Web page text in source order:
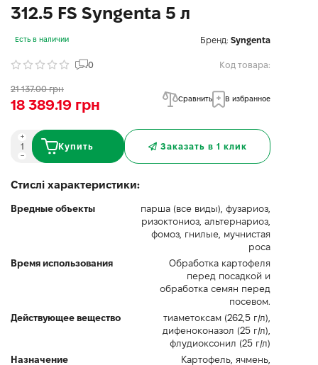
312.5 FS Syngenta 5 л
Есть в наличии Бренд: Syngenta
0 Код товара:
21 137.00 грн
18 389.19 грн Сравнить В избранное
Купить Заказать в 1 клик
Стислі характеристики:
Вредные объекты
парша (все виды), фузариоз,
ризоктониоз, альтернариоз,
фомоз, гнилые, мучнистая
роса
Время использования
Обработка картофеля
перед посадкой и
обработка семян перед
посевом.
Действующее вещество
тиаметоксам (262,5 г/л),
дифеноконазол (25 г/л),
флудиоксонил (25 г/л)
Назначение
Картофель, ячмень,